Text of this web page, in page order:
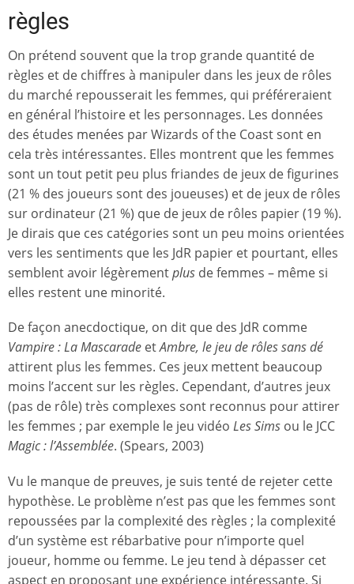
règles
On prétend souvent que la trop grande quantité de
règles et de chiffres à manipuler dans les jeux de rôles
du marché repousserait les femmes, qui préféreraient
en général l’histoire et les personnages. Les données
des études menées par Wizards of the Coast sont en
cela très intéressantes. Elles montrent que les femmes
sont un tout petit peu plus friandes de jeux de figurines
(21 % des joueurs sont des joueuses) et de jeux de rôles
sur ordinateur (21 %) que de jeux de rôles papier (19 %).
Je dirais que ces catégories sont un peu moins orientées
vers les sentiments que les JdR papier et pourtant, elles
semblent avoir légèrementplus de femmes – même si
elles restent une minorité.
De façon anecdoctique, on dit que des JdR comme
Vampire : La Mascarade etAmbre, le jeu de rôles sans dé
attirent plus les femmes. Ces jeux mettent beaucoup
moins l’accent sur les règles. Cependant, d’autres jeux
(pas de rôle) très complexes sont reconnus pour attirer
les femmes ; par exemple le jeu vidéo Les Sims ou le JCC
Magic : l’Assemblée. (Spears, 2003)
Vu le manque de preuves, je suis tenté de rejeter cette
hypothèse. Le problème n’est pas que les femmes sont
repoussées par la complexité des règles ; la complexité
d’un système est rébarbative pour n’importe quel
joueur, homme ou femme. Le jeu tend à dépasser cet
aspect en proposant une expérience intéressante. Si